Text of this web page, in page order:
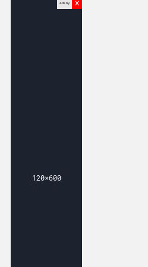
Ads by x